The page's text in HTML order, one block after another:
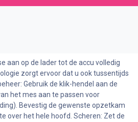
aan op de lader tot de accu volledig
zorgt ervoor dat u ook tussentijds
Gebruik de klik-hendel aan de
het mes aan te passen voor
Bevestig de gewenste opzetkam
over het hele hoofd. Scheren: Zet de